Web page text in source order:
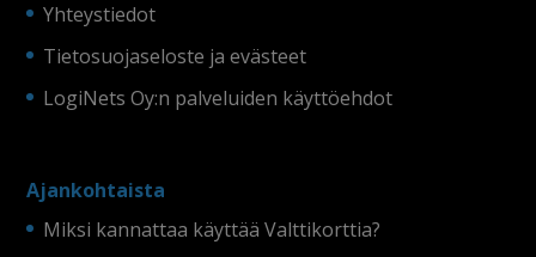
Yhteystiedot
Tietosuojaseloste ja evästeet
LogiNets Oy:n palveluiden käyttöehdot
Ajankohtaista
Miksi kannattaa käyttää Valttikorttia?